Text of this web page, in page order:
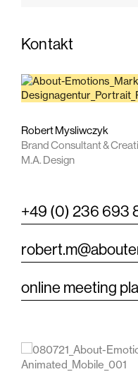
Kontakt
Robert Mysliwczyk
Brand Consultant &
M.A. Design
+49 (0) 236 693
online meeting